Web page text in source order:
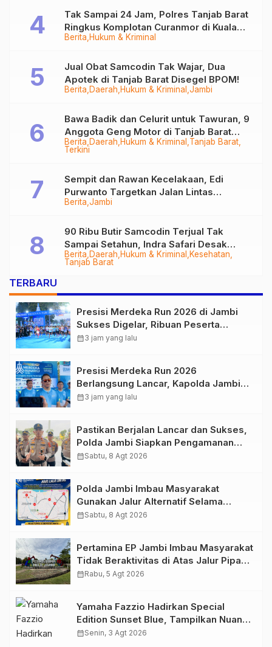
Berita Hukum & Kriminal
Tak Sampai 24 Jam, Polres Tanjab Barat
Ringkus Komplotan Curanmor di Kuala
Tungkal
Berita Daerah Hukum & Kriminal Jambi
Jual Obat Samcodin Tak Wajar, Dua
Apotek di Tanjab Barat Disegel BPOM!
Berita Daerah Hukum & Kriminal Tanjab Barat
Terkini
Bawa Badik dan Celurit untuk Tawuran, 9
Anggota Geng Motor di Tanjab Barat
Diringkus
Berita Jambi
Sempit dan Rawan Kecelakaan, Edi
Purwanto Targetkan Jalan Lintas
Tungkal-Jambi Mulus di 2028
Berita Daerah Hukum & Kriminal
Kesehatan
Tanjab Barat
90 Ribu Butir Samcodin Terjual Tak
Sampai Setahun, Indra Safari Desak
Audit Menyeluruh
TERBARU
Presisi Merdeka Run 2026 di Jambi
Sukses Digelar, Ribuan Peserta
Ramaikan Event Nasional
calendar_month3 jam yang lalu
Presisi Merdeka Run 2026
Berlangsung Lancar, Kapolda Jambi
Ucapkan Terimakasih dan Apresiasi
calendar_month3 jam yang lalu
Pastikan Berjalan Lancar dan Sukses,
Polda Jambi Siapkan Pengamanan
Berlapis untuk 8.750 Pelari, 1.848
calendar_monthSabtu, 8 Agt 2026
Polda Jambi Imbau Masyarakat
Gunakan Jalur Alternatif Selama
Pelaksanaan Presisi Merdeka Run
calendar_monthSabtu, 8 Agt 2026
Pertamina EP Jambi Imbau Masyarakat
Tidak Beraktivitas di Atas Jalur Pipa
Migas Demi Keselamatan Bersama
calendar_monthRabu, 5 Agt 2026
Yamaha Fazzio Hadirkan Special
Edition Sunset Blue, Tampilkan Nuansa
Retro Summer yang Semakin Skena
calendar_monthSenin, 3 Agt 2026